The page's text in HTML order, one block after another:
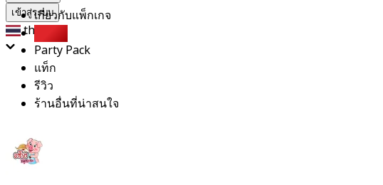
เข้าสู่ระบบ
th
เกี่ยวกับแพ็กเกจ
บุฟเฟต์
Party Pack
แท็ก
รีวิว
ร้านอื่นที่น่าสนใจ